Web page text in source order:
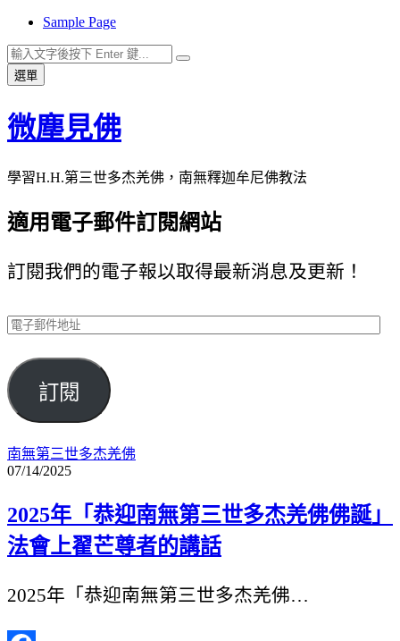
至
主
要
內
容
Sample Page
搜
尋
鍵
字:
選單
微塵見佛
學習H.H.第三世多杰羌佛，南無釋迦牟尼佛教法
適用電子郵件訂閱網站
訂閱我們的電子報以取得最新消息及更新！
電
郵
件
地
訂閱
南無第三世多杰羌佛
07/14/2025
2025年「恭迎南無第三世多杰羌佛佛誕」
法會上翟芒尊者的講話
2025年「恭迎南無第三世多杰羌佛…